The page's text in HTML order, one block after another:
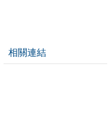
相關連結